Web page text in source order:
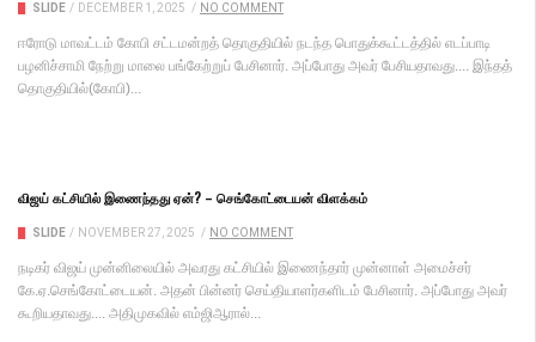
SLIDE / DECEMBER 1, 2025 / NO COMMENT
ஈரோடு மாவட்டம் கோபி சட்டமன்றத் தொகுதியில் நடந்த பொதுக்கூட்டத்தில் எடப்பாடி
பழனிச்சாமி நேற்று மாலை பங்கேற்றுப் பேசினார். அப்போது அவர் பேசியதாவது.... இந்தத்
தொகுதியில்(கோபி)...
விஜய் கட்சியில் இணைந்தது ஏன்? – செங்கோட்டையன் விளக்கம்
SLIDE / NOVEMBER 27, 2025 / NO COMMENT
நடிகர் விஜய் முன்னிலையில் அவரது கட்சியில் இணைந்தார் முன்னாள் அமைச்சர்
கே.ஏ.செங்கோட்டையன். அதன் பின்னர் செய்தியாளர்களிடம் பேசினார். அப்போது அவர்
கூறியதாவது.... அதிமுகவில் எம்ஜிஆரால்...